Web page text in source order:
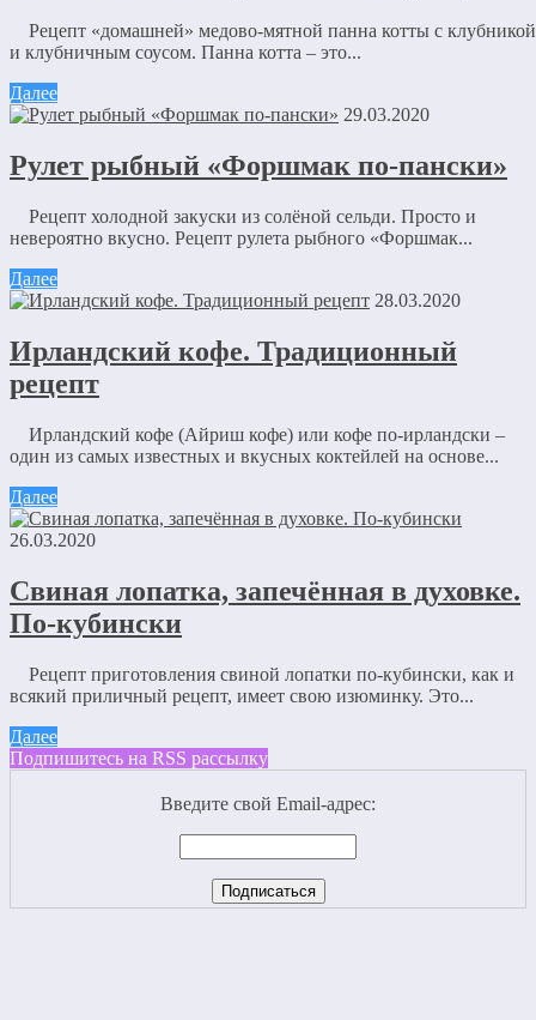
Рецепт «домашней» медово-мятной панна котты с клубникой
и клубничным соусом. Панна котта – это...
Далее
29.03.2020
Рулет рыбный «Форшмак по-пански»
Рецепт холодной закуски из солёной сельди. Просто и
невероятно вкусно. Рецепт рулета рыбного «Форшмак...
Далее
28.03.2020
Ирландский кофе. Традиционный
рецепт
Ирландский кофе (Айриш кофе) или кофе по-ирландски –
один из самых известных и вкусных коктейлей на основе...
Далее
26.03.2020
Свиная лопатка, запечённая в духовке.
По-кубински
Рецепт приготовления свиной лопатки по-кубински, как и
всякий приличный рецепт, имеет свою изюминку. Это...
Далее
Подпишитесь на RSS рассылку
Введите свой Email-адрес: